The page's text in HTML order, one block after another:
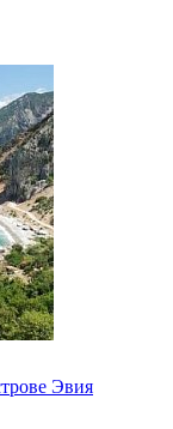
Эвия